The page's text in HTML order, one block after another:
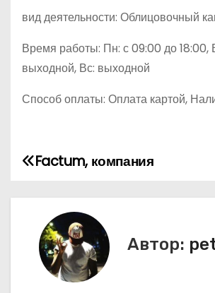
вид деятельности: Облицовочный
Время работы: Пн: с 09:00 до 18:00,
выходной, Вс: выходной
Способ оплаты: Оплата картой,
Н
а
Factum, компания
Автор: